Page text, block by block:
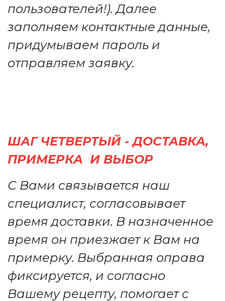
пользователей!). Далее
заполняем контактные данные,
придумываем пароль и
отправляем заявку.
ШАГ ЧЕТВЕРТЫЙ - ДОСТАВКА,
ПРИМЕРКА И ВЫБОР
С Вами связывается наш
специалист, согласовывает
время доставки. В назначенное
время он приезжает к Вам на
примерку. Выбранная оправа
фиксируется, и согласно
Вашему рецепту, помогает с